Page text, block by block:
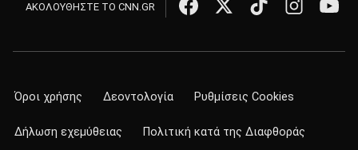
ΑΚΟΛΟΥΘΗΣΤΕ ΤΟ CNN.GR
Όροι χρήσης Δεοντολογία Ρυθμίσεις Cookies
Δήλωση εχεμύθειας Πολιτική κατά της Διαφθοράς